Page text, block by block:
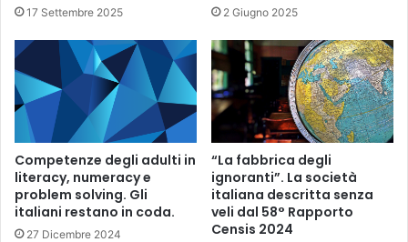
17 Settembre 2025 2 Giugno 2025
Competenze degli adulti in
literacy, numeracy e
problem solving. Gli
italiani restano in coda.
27 Dicembre 2024
“La fabbrica degli
ignoranti”. La società
italiana descritta senza
veli dal 58° Rapporto
Censis 2024